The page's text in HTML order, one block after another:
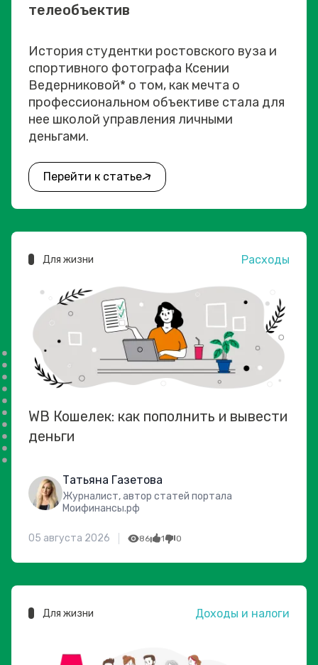
телеобъектив
История студентки ростовского вуза и
спортивного фотографа Ксении
Ведерниковой* о том, как мечта о
профессиональном объективе стала для
нее школой управления личными
деньгами.
Перейти к статье
Для жизни Расходы
WB Кошелек: как пополнить и вывести
деньги
Татьяна Газетова
Журналист, автор статей портала
Моифинансы.рф
05 августа 2026 86 1 0
Для жизни Доходы и налоги